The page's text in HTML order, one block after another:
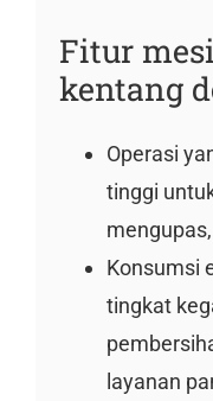
Fitur
kentang
Operasi
tinggi
mengupas,
Konsumsi
tingkat
layanan